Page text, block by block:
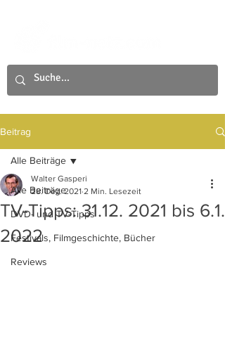
Beitrag
Alle Beiträge
DVD- und TV-Tipps
Festivals, Filmgeschichte, Bücher
Reviews
Alle Beiträge
TV-Tipps: 31.12. 2021 bis 6.1.
2022
Walter Gasperi
28. Dez. 2021 2 Min. Lesezeit